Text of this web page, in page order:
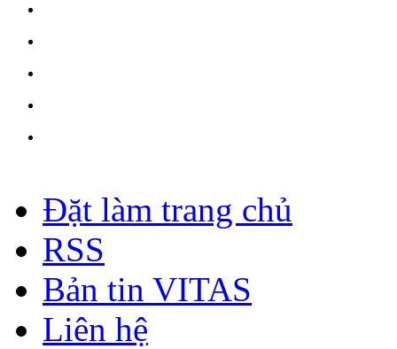
Đặt làm trang chủ
RSS
Bản tin VITAS
Liên hệ